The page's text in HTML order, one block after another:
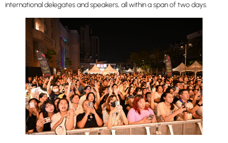
international delegates and speakers, all within a span of two days.